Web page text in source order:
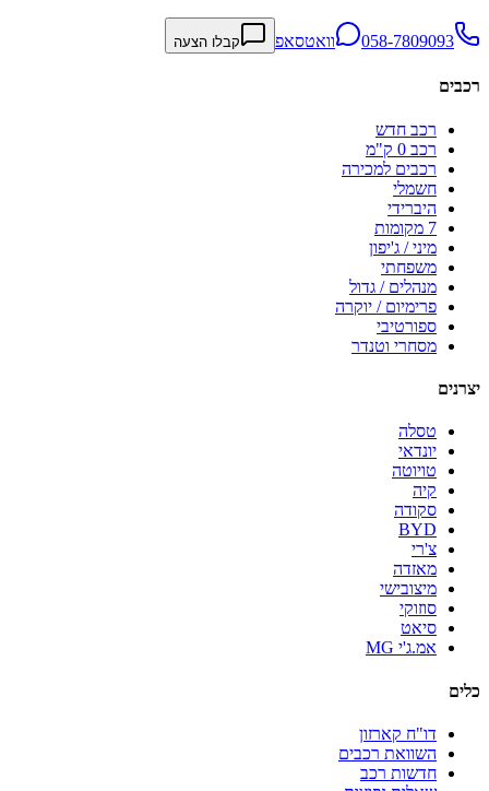
058-7809093 וואטסאפ קבלו הצעה
רכבים
רכב חדש
רכב 0 ק"מ
רכבים למכירה
חשמלי
היברידי
7 מקומות
מיני / ג'יפון
משפחתי
מנהלים / גדול
פרימיום / יוקרה
ספורטיבי
מסחרי וטנדר
יצרנים
טסלה
יונדאי
טויוטה
קיה
סקודה
BYD
צ'רי
מאזדה
מיצובישי
סוזוקי
סיאט
אמ.ג'י MG
כלים
דו"ח קארזון
השוואת רכבים
חדשות רכב